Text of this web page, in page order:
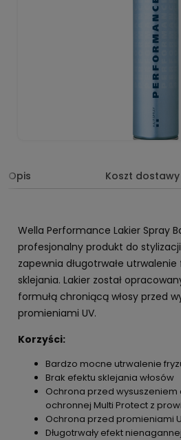
Opis Koszt dostawy
Wella Performance Lakier Spray
profesjonalny produkt do
zapewnia długotrwałe
sklejania. Lakier został
formułą chroniącą włosy przed
promieniami UV.
Korzyści:
Bardzo mocne utrwalenie
Brak efektu sklejania włosów
Ochrona przed wysuszeniem
ochronnej Multi Protect z
Ochrona przed promieniami
Długotrwały efekt